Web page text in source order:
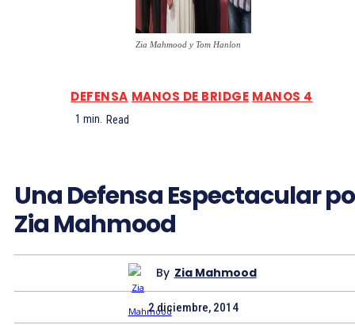
Zia Mahmood y Tom Hanlon
DEFENSA MANOS DE BRIDGE MANOS 4
1 min. Read
Una Defensa Espectacular
Zia Mahmood
By Zia Mahmood
2 diciembre, 2014